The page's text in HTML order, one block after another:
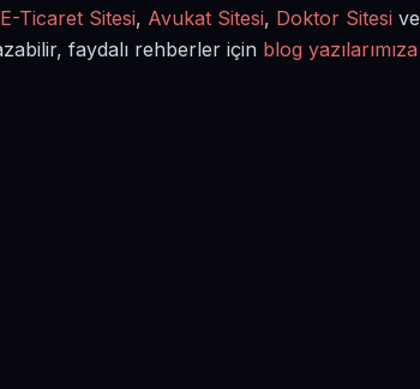
E-Ticaret Sitesi, Avukat Sitesi, Doktor Sitesi ve
faydalı rehberler için blog yazılarımıza